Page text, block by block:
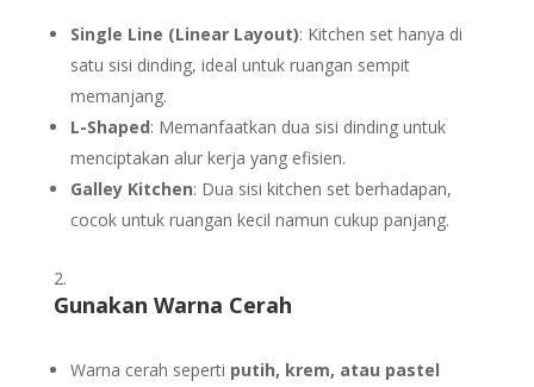
Single Line (Linear Layout): Kitchen set hanya di
satu sisi dinding, ideal untuk ruangan sempit
memanjang.
L-Shaped: Memanfaatkan dua sisi dinding untuk
menciptakan alur kerja yang efisien.
Galley Kitchen: Dua sisi kitchen set berhadapan,
cocok untuk ruangan kecil namun cukup panjang.
Gunakan Warna Cerah
Warna cerah seperti putih, krem, atau pastel